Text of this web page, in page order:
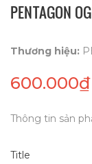
PENTAGON
Thương hiệu:
600.000₫
Thông tin sản
Title